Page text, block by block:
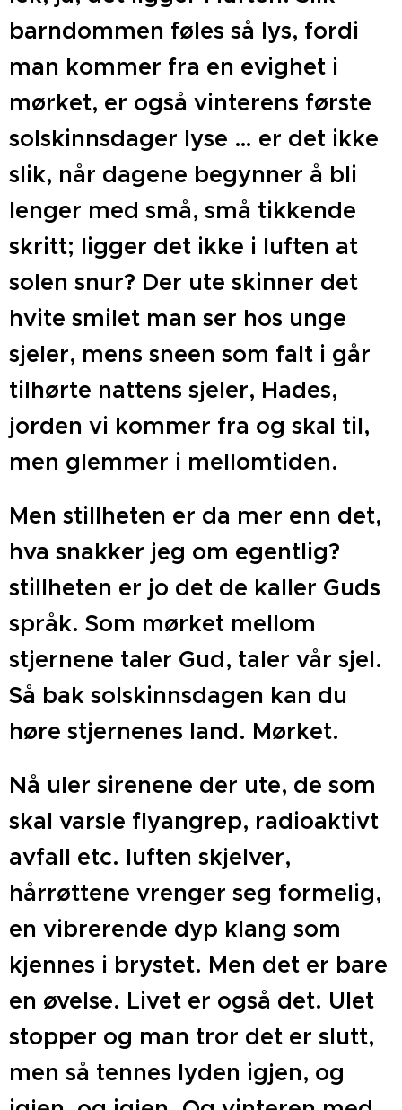
barndommen føles så lys, fordi
man kommer fra en evighet i
mørket, er også vinterens første
solskinnsdager lyse … er det ikke
slik, når dagene begynner å bli
lenger med små, små tikkende
skritt; ligger det ikke i luften at
solen snur? Der ute skinner det
hvite smilet man ser hos unge
sjeler, mens sneen som falt i går
tilhørte nattens sjeler, Hades,
jorden vi kommer fra og skal til,
men glemmer i mellomtiden.
Men stillheten er da mer enn det,
hva snakker jeg om egentlig?
stillheten er jo det de kaller Guds
språk. Som mørket mellom
stjernene taler Gud, taler vår sjel.
Så bak solskinnsdagen kan du
høre stjernenes land. Mørket.
Nå uler sirenene der ute, de som
skal varsle flyangrep, radioaktivt
avfall etc. luften skjelver,
hårrøttene vrenger seg formelig,
en vibrerende dyp klang som
kjennes i brystet. Men det er bare
en øvelse. Livet er også det. Ulet
stopper og man tror det er slutt,
men så tennes lyden igjen, og